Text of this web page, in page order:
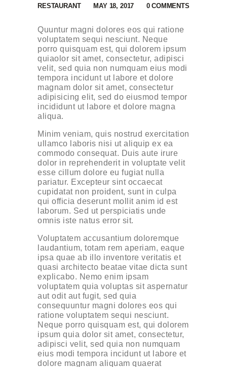
RESTAURANT MAY 18, 2017 0 COMMENTS
Quuntur magni dolores eos qui ratione
voluptatem sequi nesciunt. Neque
porro quisquam est, qui dolorem ipsum
quiaolor sit amet, consectetur, adipisci
velit, sed quia non numquam eius modi
tempora incidunt ut labore et dolore
magnam dolor sit amet, consectetur
adipisicing elit, sed do eiusmod tempor
incididunt ut labore et dolore magna
aliqua.
Minim veniam, quis nostrud exercitation
ullamco laboris nisi ut aliquip ex ea
commodo consequat. Duis aute irure
dolor in reprehenderit in voluptate velit
esse cillum dolore eu fugiat nulla
pariatur. Excepteur sint occaecat
cupidatat non proident, sunt in culpa
qui officia deserunt mollit anim id est
laborum. Sed ut perspiciatis unde
omnis iste natus error sit.
Voluptatem accusantium doloremque
laudantium, totam rem aperiam, eaque
ipsa quae ab illo inventore veritatis et
quasi architecto beatae vitae dicta sunt
explicabo. Nemo enim ipsam
voluptatem quia voluptas sit aspernatur
aut odit aut fugit, sed quia
consequuntur magni dolores eos qui
ratione voluptatem sequi nesciunt.
Neque porro quisquam est, qui dolorem
ipsum quia dolor sit amet, consectetur,
adipisci velit, sed quia non numquam
eius modi tempora incidunt ut labore et
dolore magnam aliquam quaerat